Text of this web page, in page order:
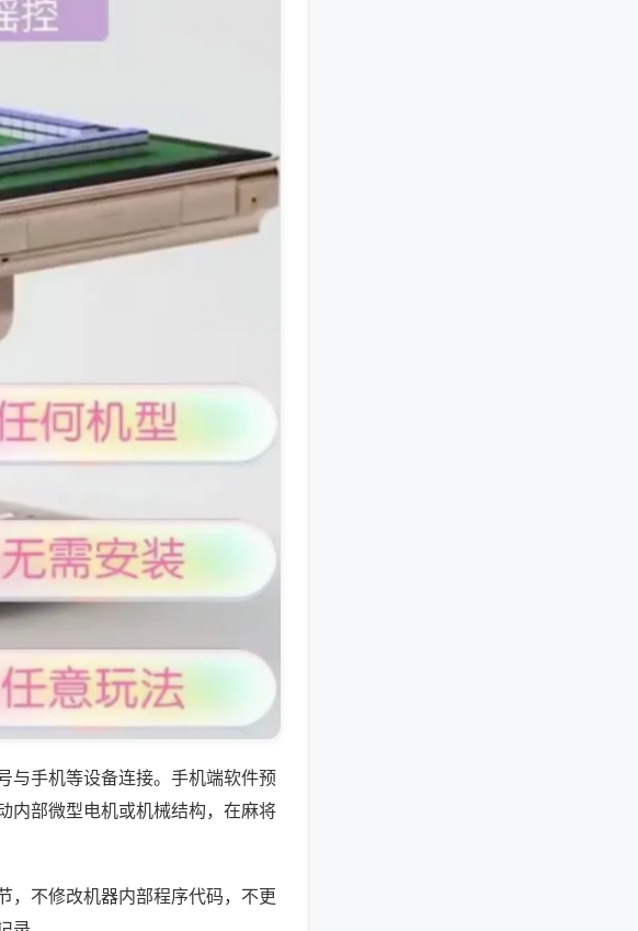
与手机等设备连接。手机端软件预
内部微型电机或机械结构，在麻将
，不修改机器内部程序代码，不更